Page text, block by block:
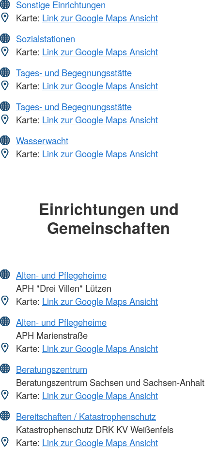
Sonstige Einrichtungen
Karte: Link zur Google Maps Ansicht
Sozialstationen
Karte: Link zur Google Maps Ansicht
Tages- und Begegnungsstätte
Karte: Link zur Google Maps Ansicht
Tages- und Begegnungsstätte
Karte: Link zur Google Maps Ansicht
Wasserwacht
Karte: Link zur Google Maps Ansicht
Einrichtungen und
Gemeinschaften
Alten- und Pflegeheime
APH "Drei Villen" Lützen
Karte: Link zur Google Maps Ansicht
Alten- und Pflegeheime
APH Marienstraße
Karte: Link zur Google Maps Ansicht
Beratungszentrum
Beratungszentrum Sachsen und Sachsen-Anhalt
Karte: Link zur Google Maps Ansicht
Bereitschaften / Katastrophenschutz
Katastrophenschutz DRK KV Weißenfels
Karte: Link zur Google Maps Ansicht